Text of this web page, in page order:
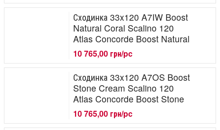
Сходинка 33x120 A7IW Boost
Natural Coral Scalino 120
Atlas Concorde Boost Natural
10 765,00 грн/pc
Сходинка 33x120 A7OS Boost
Stone Cream Scalino 120
Atlas Concorde Boost Stone
10 765,00 грн/pc